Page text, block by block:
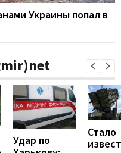
Украины попал в
Удар по
Стало